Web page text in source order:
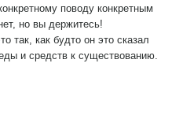
поводу конкретным
но вы держитесь!
так, как будто он это сказал
и средств к существованию.